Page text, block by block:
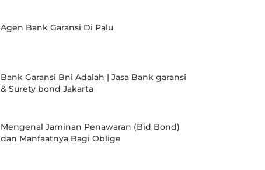
Agen Bank Garansi Di Palu
Bank Garansi Bni Adalah | Jasa Bank garansi
& Surety bond Jakarta
Mengenal Jaminan Penawaran (Bid Bond)
dan Manfaatnya Bagi Oblige